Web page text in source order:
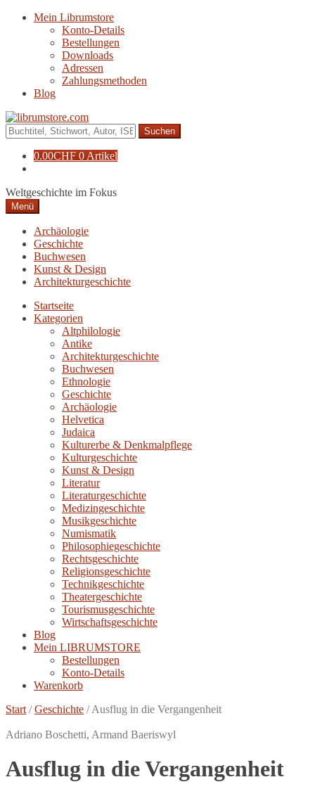
Navigation
Zum
Mein Librumstore
Konto-Details
Bestellungen
Downloads
Adressen
Zahlungsmethoden
Blog
Suche
nach:
0.00CHF 0 Artikel
Weltgeschichte im Fokus
Menü
Archäologie
Geschichte
Buchwesen
Kunst & Design
Architekturgeschichte
Startseite
Kategorien
Altphilologie
Antike
Architekturgeschichte
Buchwesen
Ethnologie
Geschichte
Archäologie
Helvetica
Judaica
Kulturerbe & Denkmalpflege
Kulturgeschichte
Kunst & Design
Literatur
Literaturgeschichte
Medizingeschichte
Musikgeschichte
Numismatik
Philosophiegeschichte
Rechtsgeschichte
Religionsgeschichte
Technikgeschichte
Theatergeschichte
Tourismusgeschichte
Wirtschaftsgeschichte
Blog
Mein LIBRUMSTORE
Bestellungen
Konto-Details
Warenkorb
Start /Geschichte /Ausflug in die Vergangenheit
Adriano Boschetti, Armand Baeriswyl
Ausflug in die Vergangenheit